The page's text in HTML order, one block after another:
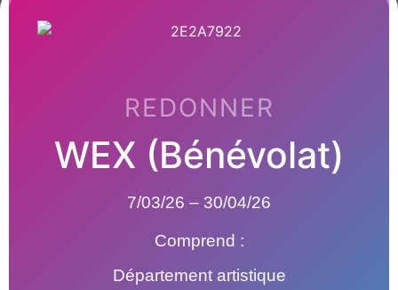
REDONNER
WEX (Bénévolat)
7/03/26 – 30/04/26
Comprend :
Département artistique